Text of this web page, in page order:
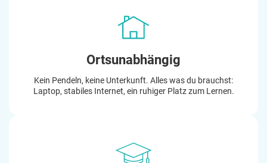
Ortsunabhängig
Kein Pendeln, keine Unterkunft. Alles was du brauchst:
Laptop, stabiles Internet, ein ruhiger Platz zum Lernen.